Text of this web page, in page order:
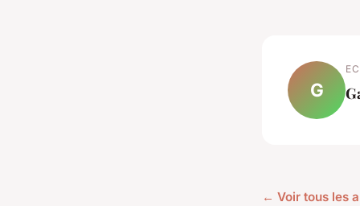
G
← Voir tous les